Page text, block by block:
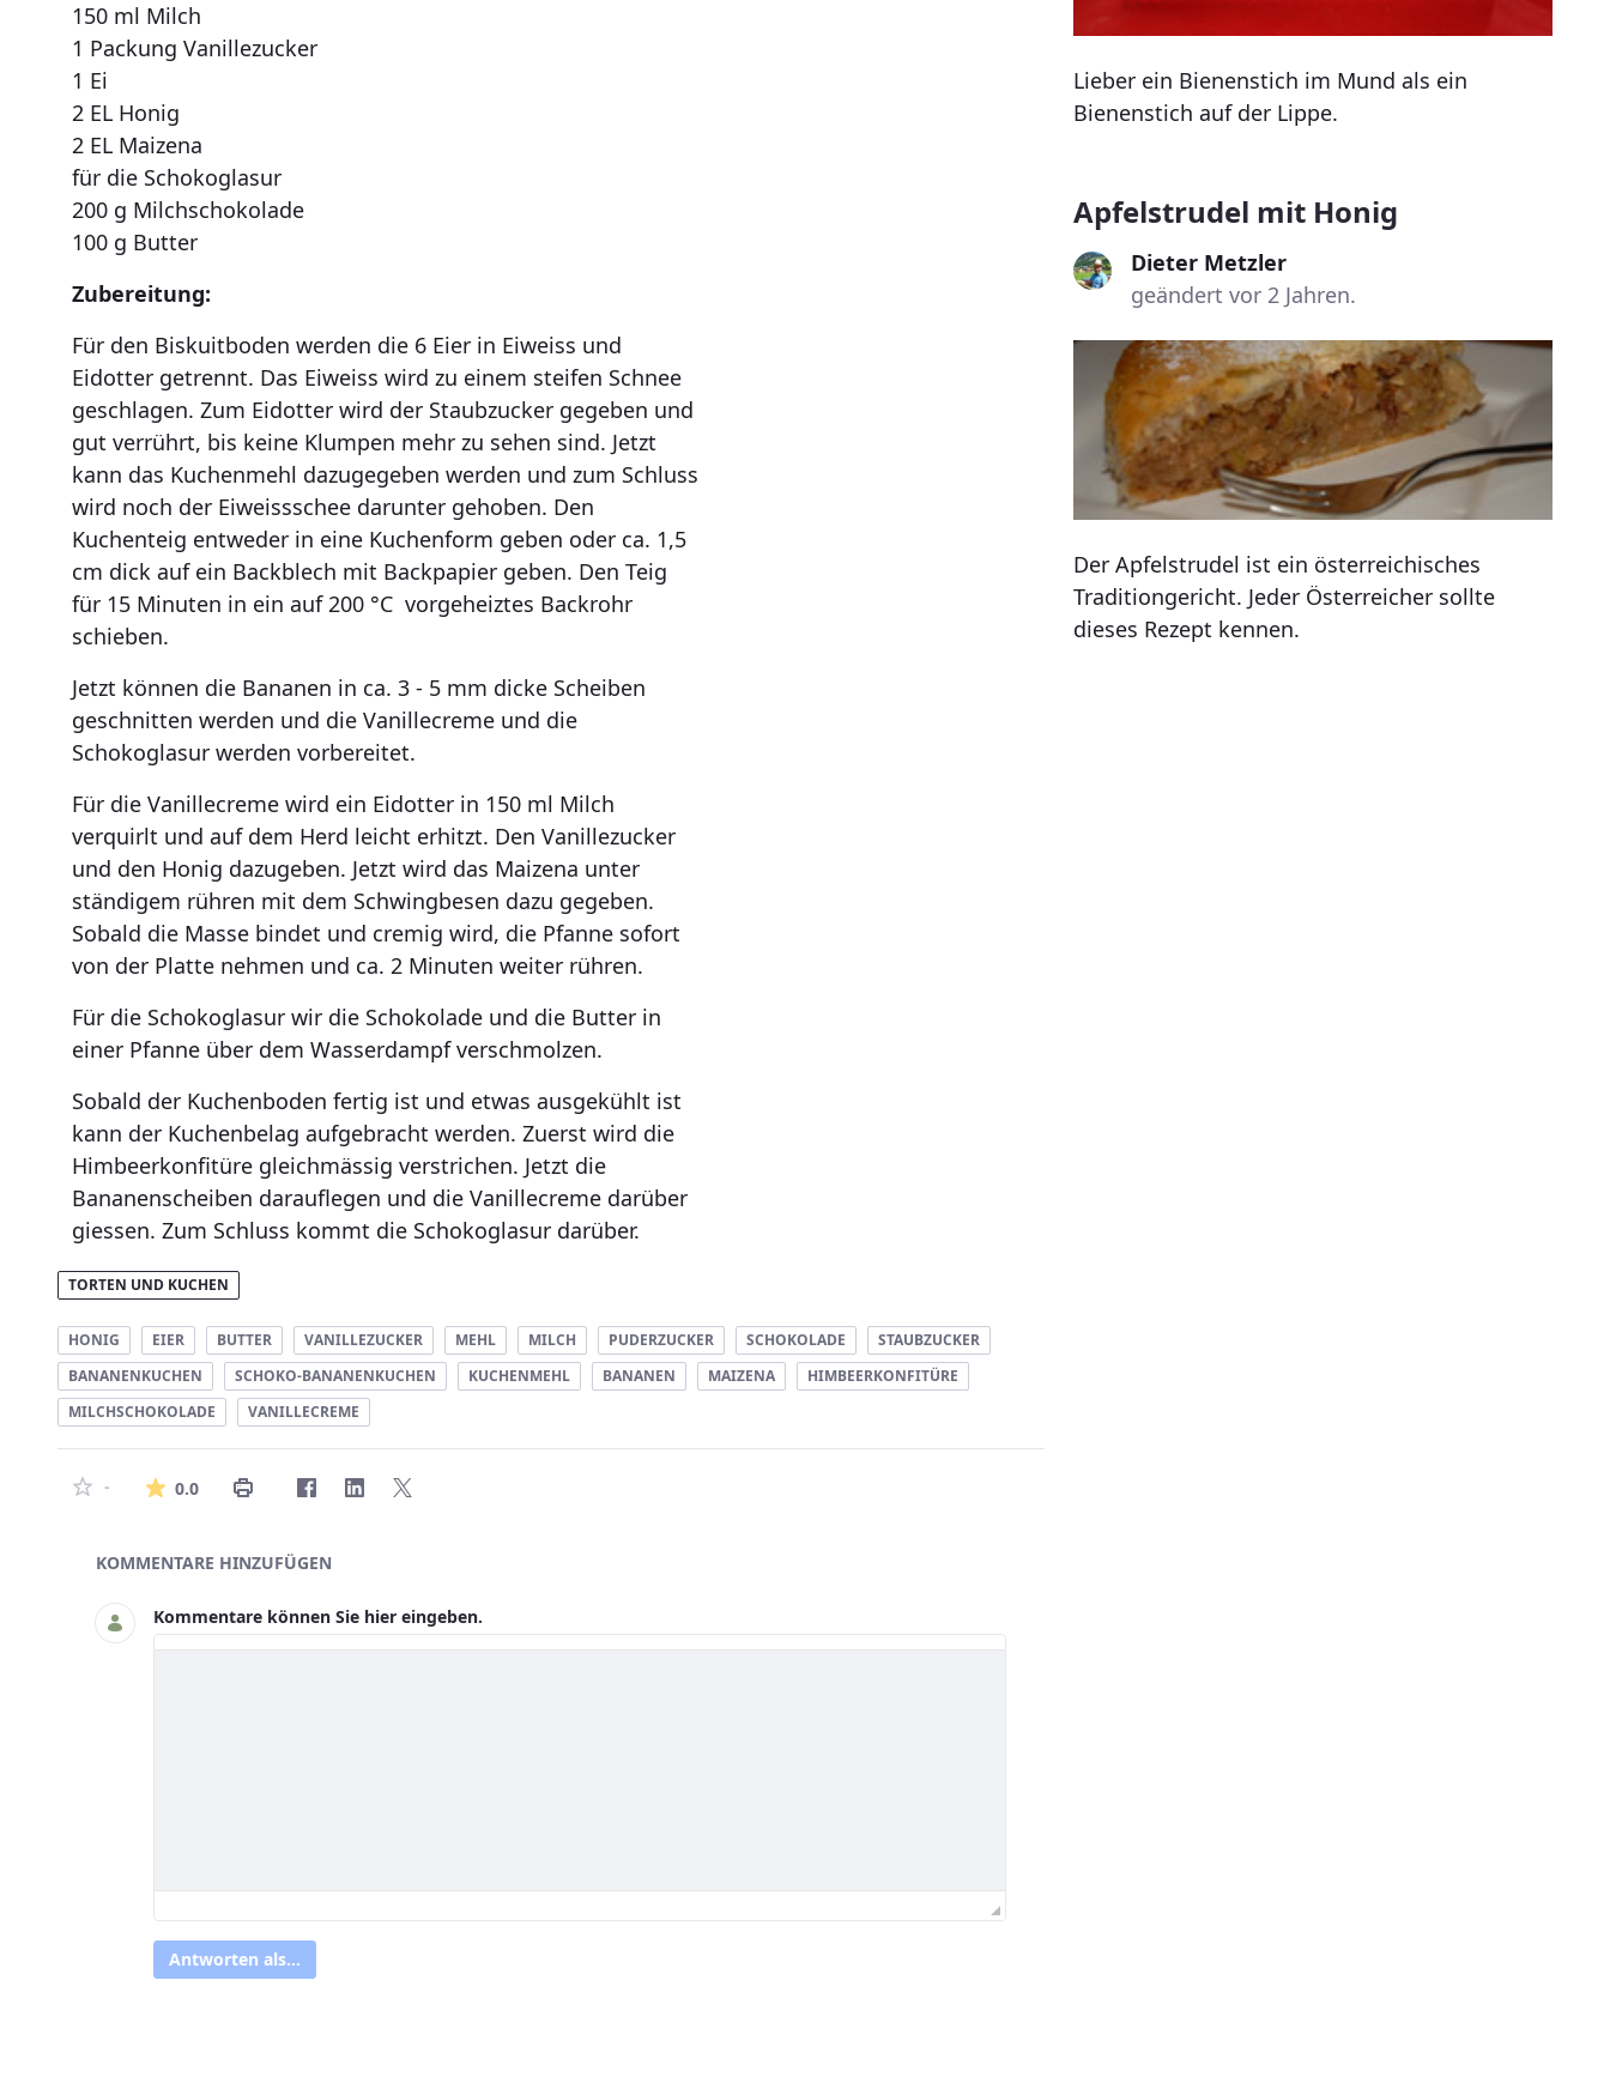
150 ml Milch
1 Packung Vanillezucker
1 Ei
2 EL Honig
2 EL Maizena
für die Schokoglasur
200 g Milchschokolade
100 g Butter
Zubereitung:
Für den Biskuitboden werden die 6 Eier in Eiweiss und
Eidotter getrennt. Das Eiweiss wird zu einem steifen Schnee
geschlagen. Zum Eidotter wird der Staubzucker gegeben und
gut verrührt, bis keine Klumpen mehr zu sehen sind. Jetzt
kann das Kuchenmehl dazugegeben werden und zum Schluss
wird noch der Eiweissschee darunter gehoben. Den
Kuchenteig entweder in eine Kuchenform geben oder ca. 1,5
cm dick auf ein Backblech mit Backpapier geben. Den Teig
für 15 Minuten in ein auf 200 °C vorgeheiztes Backrohr
schieben.
Jetzt können die Bananen in ca. 3 - 5 mm dicke Scheiben
geschnitten werden und die Vanillecreme und die
Schokoglasur werden vorbereitet.
Für die Vanillecreme wird ein Eidotter in 150 ml Milch
verquirlt und auf dem Herd leicht erhitzt. Den Vanillezucker
und den Honig dazugeben. Jetzt wird das Maizena unter
ständigem rühren mit dem Schwingbesen dazu gegeben.
Sobald die Masse bindet und cremig wird, die Pfanne sofort
von der Platte nehmen und ca. 2 Minuten weiter rühren.
Für die Schokoglasur wir die Schokolade und die Butter in
einer Pfanne über dem Wasserdampf verschmolzen.
Sobald der Kuchenboden fertig ist und etwas ausgekühlt ist
kann der Kuchenbelag aufgebracht werden. Zuerst wird die
Himbeerkonfitüre gleichmässig verstrichen. Jetzt die
Bananenscheiben darauflegen und die Vanillecreme darüber
giessen. Zum Schluss kommt die Schokoglasur darüber.
TORTEN UND KUCHEN
HONIG EIER BUTTER VANILLEZUCKER MEHL MILCH PUDERZUCKER SCHOKOLADE
STAUBZUCKER
BANANENKUCHEN
SCHOKO-BANANENKUCHEN KUCHENMEHL BANANEN MAIZENA
HIMBEERKONFITÜRE
MILCHSCHOKOLADE
VANILLECREME
- 0.0Die durchschnittliche Bewertung ist 0 von 5 Sternen.
Asset-Herausgeber
KOMMENTARE HINZUFÜGEN
Kommentare können Sie hier eingeben.
Antworten als...
Lieber ein Bienenstich im Mund als ein
Bienenstich auf der Lippe.
Apfelstrudel mit Honig
Dieter Metzler
geändert vor 2 Jahren.
Der Apfelstrudel ist ein österreichisches
Traditiongericht. Jeder Österreicher sollte
dieses Rezept kennen.